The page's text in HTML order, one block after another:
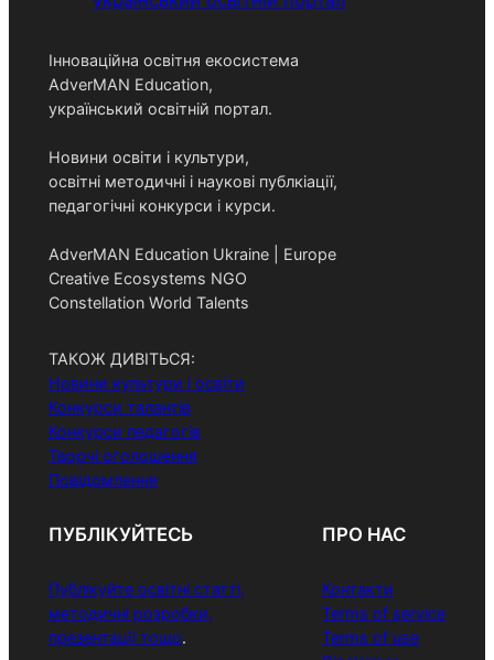
Інноваційна освітня екосистема
AdverMAN Education,
український освітній портал.
Новини освіти і культури,
освітні методичні і наукові публкіації,
педагогічні конкурси і курси.
AdverMAN Education Ukraine | Europe
Creative Ecosystems NGO
Constellation World Talents
ТАКОЖ ДИВІТЬСЯ:
Новини культури і освіти
Конкурси талантів
Конкурси педагогів
Творчі оголошення
Повідомлення
ПУБЛІКУЙТЕСЬ
Публікуйте освітні статті,
методичні розробки,
презентації тощо.
ПРО НАС
Контакти
Terms of service
Terms of use